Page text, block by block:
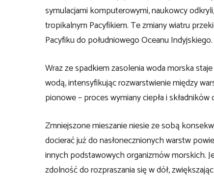
symulacjami komputerowymi, naukowcy
tropikalnym Pacyfikiem. Te zmiany wiatru
Pacyfiku do południowego Oceanu Indyjskiego.
Wraz ze spadkiem zasolenia woda morska
wodą, intensyfikując rozwarstwienie między
pionowe – proces wymiany ciepła i
Zmniejszone mieszanie niesie ze sobą
docierać już do nasłonecznionych warstw
innych podstawowych organizmów morskich.
zdolność do rozpraszania się w dół,